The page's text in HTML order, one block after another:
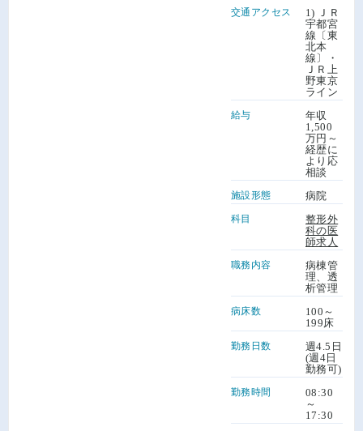
交通アクセス
1) ＪＲ
宇都宮
線〔東
北本
線〕・
ＪＲ上
野東京
ライン
給与
年収
1,500
万円～
経歴に
より応
相談
施設形態 病院
科目
整形外
科の医
師求人
職務内容
病棟管
理、透
析管理
病床数
100～
199床
勤務日数
週4.5日
(週4日
勤務可)
勤務時間
08:30
～
17:30